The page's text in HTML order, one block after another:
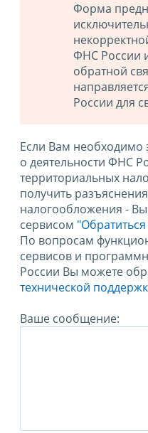
Форма
ФНС России
обратной
России для
Если Вам необходимо
о деятельности ФНС
территориальных
получить
налогообложения -
сервисом
По вопросам
сервисов и
России Вы можете
технической
Ваше сообщение: